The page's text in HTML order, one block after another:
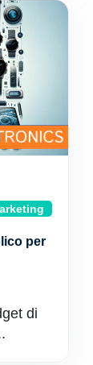
per
di